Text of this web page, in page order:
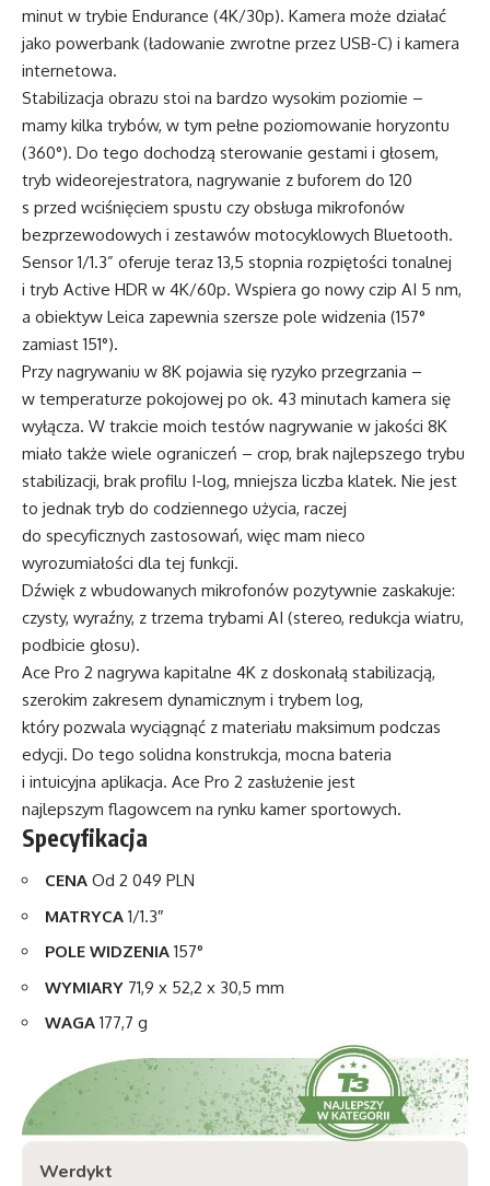
minut w trybie Endurance (4K/30p). Kamera może działać
jako powerbank (ładowanie zwrotne przez USB-C) i kamera
internetowa.
Stabilizacja obrazu stoi na bardzo wysokim poziomie –
mamy kilka trybów, w tym pełne poziomowanie horyzontu
(360°). Do tego dochodzą sterowanie gestami i głosem,
tryb wideorejestratora, nagrywanie z buforem do 120
s przed wciśnięciem spustu czy obsługa mikrofonów
bezprzewodowych i zestawów motocyklowych Bluetooth.
Sensor 1/1.3” oferuje teraz 13,5 stopnia rozpiętości tonalnej
i tryb Active HDR w 4K/60p. Wspiera go nowy czip AI 5 nm,
a obiektyw Leica zapewnia szersze pole widzenia (157°
zamiast 151°).
Przy nagrywaniu w 8K pojawia się ryzyko przegrzania –
w temperaturze pokojowej po ok. 43 minutach kamera się
wyłącza. W trakcie moich testów nagrywanie w jakości 8K
miało także wiele ograniczeń – crop, brak najlepszego trybu
stabilizacji, brak profilu I-log, mniejsza liczba klatek. Nie jest
to jednak tryb do codziennego użycia, raczej
do specyficznych zastosowań, więc mam nieco
wyrozumiałości dla tej funkcji.
Dźwięk z wbudowanych mikrofonów pozytywnie zaskakuje:
czysty, wyraźny, z trzema trybami AI (stereo, redukcja wiatru,
podbicie głosu).
Ace Pro 2 nagrywa kapitalne 4K z doskonałą stabilizacją,
szerokim zakresem dynamicznym i trybem log,
który pozwala wyciągnąć z materiału maksimum podczas
edycji. Do tego solidna konstrukcja, mocna bateria
i intuicyjna aplikacja. Ace Pro 2 zasłużenie jest
najlepszym flagowcem na rynku kamer sportowych.
Specyfikacja
CENA Od 2 049 PLN
MATRYCA 1/1.3″
POLE WIDZENIA 157°
WYMIARY 71,9 x 52,2 x 30,5 mm
WAGA 177,7 g
Werdykt